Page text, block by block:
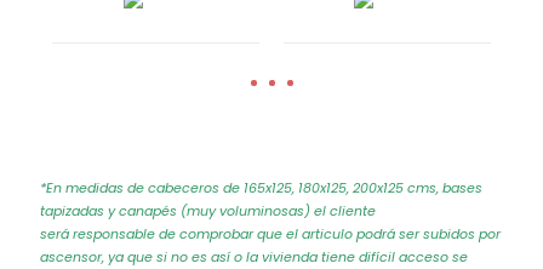
*En medidas de cabeceros de 165x125, 180x125, 200x125 cms, bases
tapizadas y canapés (muy voluminosas) el cliente
será responsable de comprobar que el articulo podrá ser subidos por
ascensor, ya que si no es así o la vivienda tiene difícil acceso se